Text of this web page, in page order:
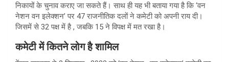
निकायों के चुनाव कराए जा सकते हैं। साथ ही यह भी बताया गया है कि ‘वन
नेशन वन इलेक्शन’ पर 47 राजनीतिक दलों ने कमेटी को अपनी राय दी।
जिसमें से 32 पक्ष में है , जबकि 15 ने विपक्ष में मत रखा है।
कमेटी में कितने लोग है शामिल